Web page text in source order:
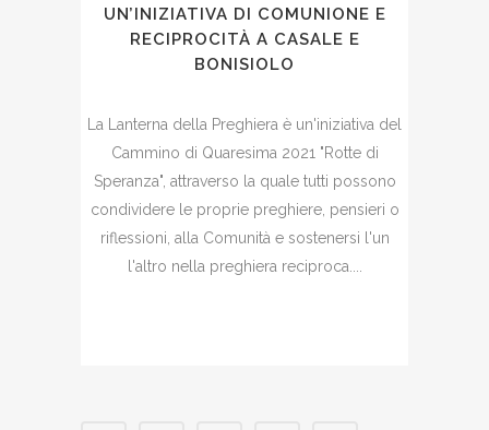
UN’INIZIATIVA DI COMUNIONE E
RECIPROCITÀ A CASALE E
BONISIOLO
La Lanterna della Preghiera è un'iniziativa del
Cammino di Quaresima 2021 "Rotte di
Speranza", attraverso la quale tutti possono
condividere le proprie preghiere, pensieri o
riflessioni, alla Comunità e sostenersi l'un
l'altro nella preghiera reciproca....